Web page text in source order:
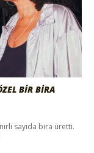
BIR BIRA
sayıda bira üretti.